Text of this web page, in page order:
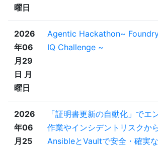
曜日
2026
年06
月29
日 月
曜日
Agentic Hackathon~
IQ Challenge ~
2026
年06
月25
「証明書更新の自動化」でエ
作業やインシデントリスクか
AnsibleとVaultで安全・確実